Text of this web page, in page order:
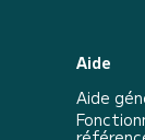
Aide
Aide